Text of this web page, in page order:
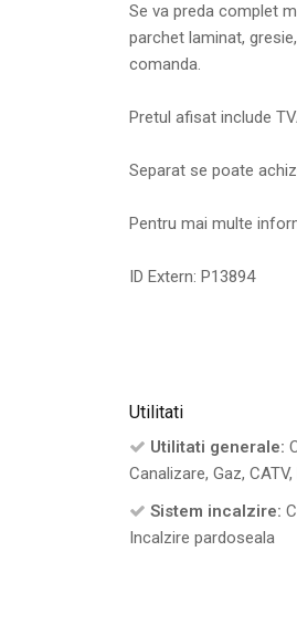
Se va preda complet
parchet laminat,
comanda.
Pretul afisat include
Separat se poate
Pentru mai multe
ID Extern: P13894
Utilitati
Utilitati generale:
Canalizare, Gaz,
Sistem incalzire:
Incalzire pardoseala